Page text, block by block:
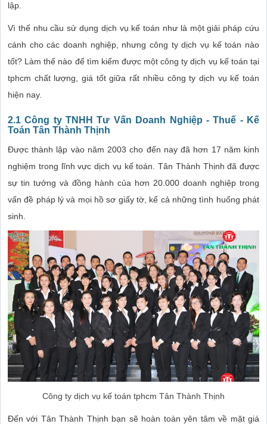
lập.
Vì thế nhu cầu sử dụng dịch vụ kế toán như là một giải pháp cứu
cánh cho các doanh nghiệp, nhưng công ty dịch vụ kế toán nào
tốt? Làm thế nào để tìm kiếm được một công ty dịch vụ kế toán tại
tphcm chất lượng, giá tốt giữa rất nhiều công ty dịch vụ kế toán
hiện nay.
2.1 Công ty TNHH Tư Vấn Doanh Nghiệp - Thuế - Kế
Toán Tân Thành Thịnh
Được thành lập vào năm 2003 cho đến nay đã hơn 17 năm kinh
nghiệm trong lĩnh vực dịch vụ kế toán. Tân Thành Thịnh đã được
sự tin tưởng và đồng hành của hơn 20.000 doanh nghiệp trong
vấn đề pháp lý và mọi hồ sơ giấy tờ, kể cả những tình huống phát
sinh.
Công ty dịch vụ kế toán tphcm Tân Thành Thịnh
Đến với Tân Thành Thịnh bạn sẽ hoàn toàn yên tâm về mặt giá